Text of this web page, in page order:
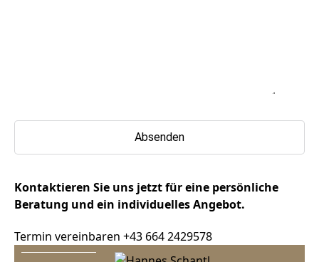
empty.
Kontaktieren Sie uns jetzt für eine persönliche
Beratung und ein individuelles Angebot.
Termin vereinbaren +43 664 2429578